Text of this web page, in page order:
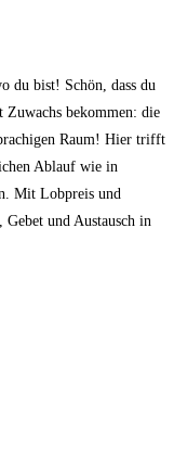
du bist! Schön, dass du
Zuwachs bekommen: die
Raum! Hier trifft
Ablauf wie in
Mit Lobpreis und
und Austausch in